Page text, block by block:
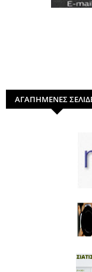
ΑΓΑΠΗΜΕΝΕΣ